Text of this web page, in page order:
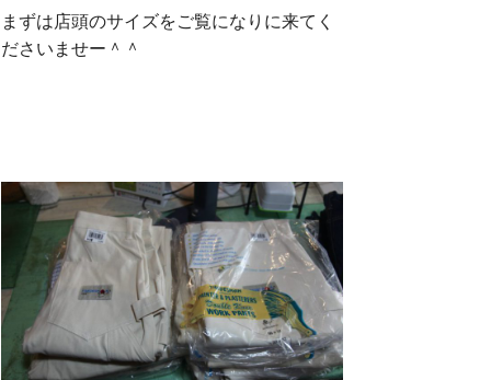
まずは店頭のサイズをご覧になりに来てく
ださいませー＾＾